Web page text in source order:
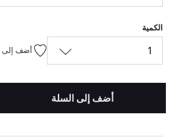
الكمية
1 أضف إلى
أضف إلى السلة